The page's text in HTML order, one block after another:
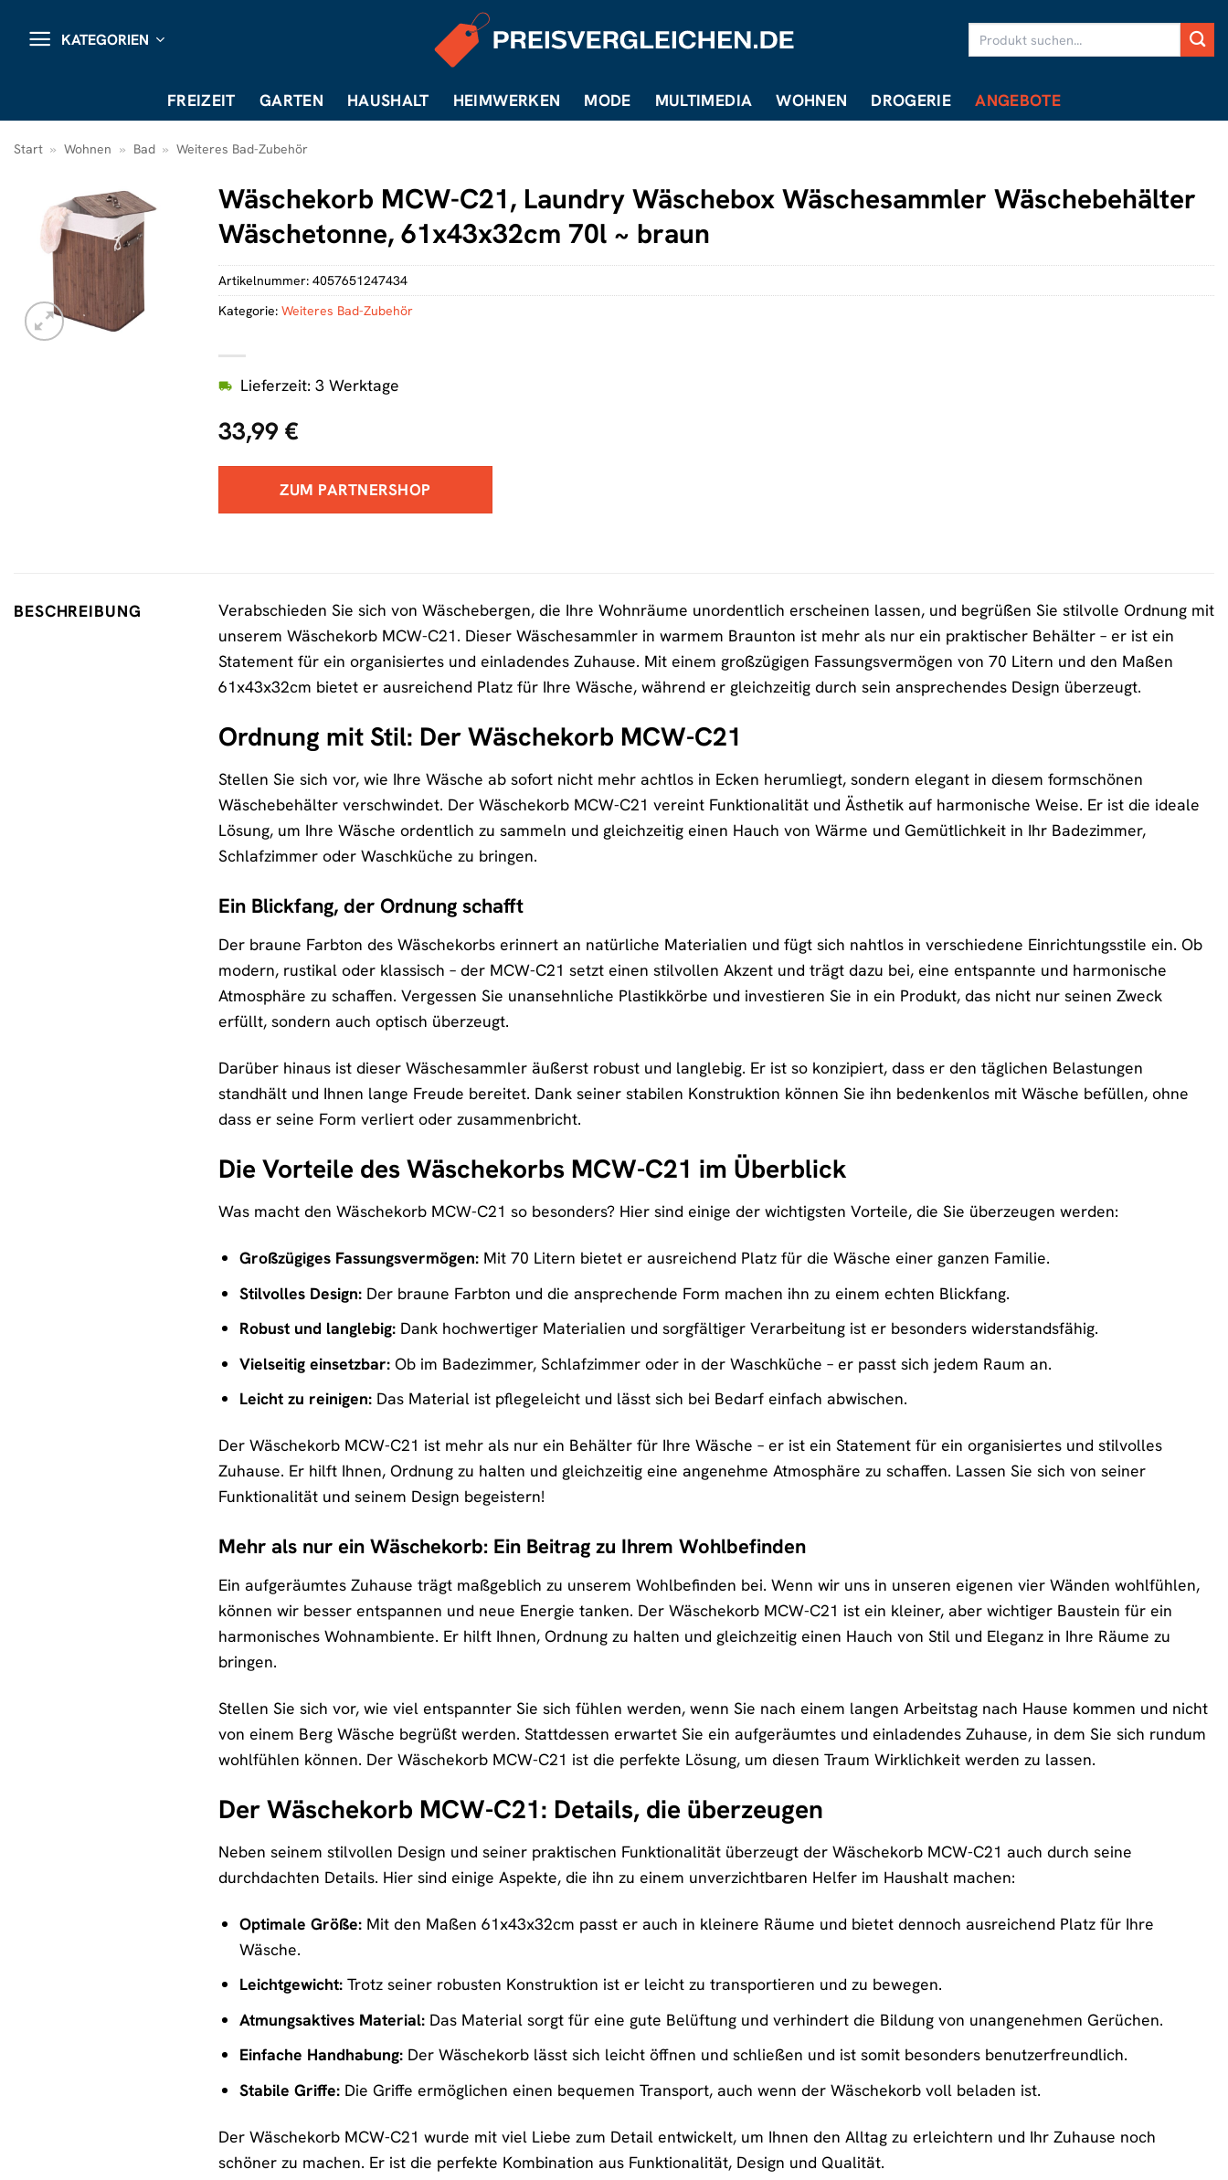
Inhalt
KATEGORIEN
FREIZEIT GARTEN HAUSHALT HEIMWERKEN MODE MULTIMEDIA WOHNEN DROGERIE ANGEBOTE
Start » Wohnen » Bad » Weiteres Bad-Zubehör
Wäschekorb MCW-C21, Laundry Wäschebox Wäschesammler Wäschebehälter
Wäschetonne, 61x43x32cm 70l ~ braun
33,99 €
Lieferzeit: 3 Werktage
ZUM PARTNERSHOP
Artikelnummer: 4057651247434
Kategorie: Weiteres Bad-Zubehör
BESCHREIBUNG
Verabschieden Sie sich von Wäschebergen, die Ihre Wohnräume unordentlich erscheinen lassen, und begrüßen Sie stilvolle Ordnung mit
unserem Wäschekorb MCW-C21. Dieser Wäschesammler in warmem Braunton ist mehr als nur ein praktischer Behälter – er ist ein
Statement für ein organisiertes und einladendes Zuhause. Mit einem großzügigen Fassungsvermögen von 70 Litern und den Maßen
61x43x32cm bietet er ausreichend Platz für Ihre Wäsche, während er gleichzeitig durch sein ansprechendes Design überzeugt.
Ordnung mit Stil: Der Wäschekorb MCW-C21
Stellen Sie sich vor, wie Ihre Wäsche ab sofort nicht mehr achtlos in Ecken herumliegt, sondern elegant in diesem formschönen
Wäschebehälter verschwindet. Der Wäschekorb MCW-C21 vereint Funktionalität und Ästhetik auf harmonische Weise. Er ist die ideale
Lösung, um Ihre Wäsche ordentlich zu sammeln und gleichzeitig einen Hauch von Wärme und Gemütlichkeit in Ihr Badezimmer,
Schlafzimmer oder Waschküche zu bringen.
Ein Blickfang, der Ordnung schafft
Der braune Farbton des Wäschekorbs erinnert an natürliche Materialien und fügt sich nahtlos in verschiedene Einrichtungsstile ein. Ob
modern, rustikal oder klassisch – der MCW-C21 setzt einen stilvollen Akzent und trägt dazu bei, eine entspannte und harmonische
Atmosphäre zu schaffen. Vergessen Sie unansehnliche Plastikkörbe und investieren Sie in ein Produkt, das nicht nur seinen Zweck
erfüllt, sondern auch optisch überzeugt.
Darüber hinaus ist dieser Wäschesammler äußerst robust und langlebig. Er ist so konzipiert, dass er den täglichen Belastungen
standhält und Ihnen lange Freude bereitet. Dank seiner stabilen Konstruktion können Sie ihn bedenkenlos mit Wäsche befüllen, ohne
dass er seine Form verliert oder zusammenbricht.
Die Vorteile des Wäschekorbs MCW-C21 im Überblick
Was macht den Wäschekorb MCW-C21 so besonders? Hier sind einige der wichtigsten Vorteile, die Sie überzeugen werden:
Großzügiges Fassungsvermögen:Mit 70 Litern bietet er ausreichend Platz für die Wäsche einer ganzen Familie.
Stilvolles Design:Der braune Farbton und die ansprechende Form machen ihn zu einem echten Blickfang.
Robust und langlebig:Dank hochwertiger Materialien und sorgfältiger Verarbeitung ist er besonders widerstandsfähig.
Vielseitig einsetzbar:Ob im Badezimmer, Schlafzimmer oder in der Waschküche – er passt sich jedem Raum an.
Leicht zu reinigen:Das Material ist pflegeleicht und lässt sich bei Bedarf einfach abwischen.
Der Wäschekorb MCW-C21 ist mehr als nur ein Behälter für Ihre Wäsche – er ist ein Statement für ein organisiertes und stilvolles
Zuhause. Er hilft Ihnen, Ordnung zu halten und gleichzeitig eine angenehme Atmosphäre zu schaffen. Lassen Sie sich von seiner
Funktionalität und seinem Design begeistern!
Mehr als nur ein Wäschekorb: Ein Beitrag zu Ihrem Wohlbefinden
Ein aufgeräumtes Zuhause trägt maßgeblich zu unserem Wohlbefinden bei. Wenn wir uns in unseren eigenen vier Wänden wohlfühlen,
können wir besser entspannen und neue Energie tanken. Der Wäschekorb MCW-C21 ist ein kleiner, aber wichtiger Baustein für ein
harmonisches Wohnambiente. Er hilft Ihnen, Ordnung zu halten und gleichzeitig einen Hauch von Stil und Eleganz in Ihre Räume zu
bringen.
Stellen Sie sich vor, wie viel entspannter Sie sich fühlen werden, wenn Sie nach einem langen Arbeitstag nach Hause kommen und nicht
von einem Berg Wäsche begrüßt werden. Stattdessen erwartet Sie ein aufgeräumtes und einladendes Zuhause, in dem Sie sich rundum
wohlfühlen können. Der Wäschekorb MCW-C21 ist die perfekte Lösung, um diesen Traum Wirklichkeit werden zu lassen.
Der Wäschekorb MCW-C21: Details, die überzeugen
Neben seinem stilvollen Design und seiner praktischen Funktionalität überzeugt der Wäschekorb MCW-C21 auch durch seine
durchdachten Details. Hier sind einige Aspekte, die ihn zu einem unverzichtbaren Helfer im Haushalt machen:
Optimale Größe:Mit den Maßen 61x43x32cm passt er auch in kleinere Räume und bietet dennoch ausreichend Platz für Ihre
Wäsche.
Leichtgewicht:Trotz seiner robusten Konstruktion ist er leicht zu transportieren und zu bewegen.
Atmungsaktives Material:Das Material sorgt für eine gute Belüftung und verhindert die Bildung von unangenehmen Gerüchen.
Einfache Handhabung:Der Wäschekorb lässt sich leicht öffnen und schließen und ist somit besonders benutzerfreundlich.
Stabile Griffe:Die Griffe ermöglichen einen bequemen Transport, auch wenn der Wäschekorb voll beladen ist.
Der Wäschekorb MCW-C21 wurde mit viel Liebe zum Detail entwickelt, um Ihnen den Alltag zu erleichtern und Ihr Zuhause noch
schöner zu machen. Er ist die perfekte Kombination aus Funktionalität, Design und Qualität.